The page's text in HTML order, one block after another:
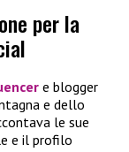
per la
e blogger
e dello
le sue
e il profilo